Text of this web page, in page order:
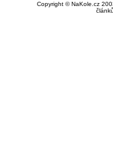
Copyright © NaKole.cz